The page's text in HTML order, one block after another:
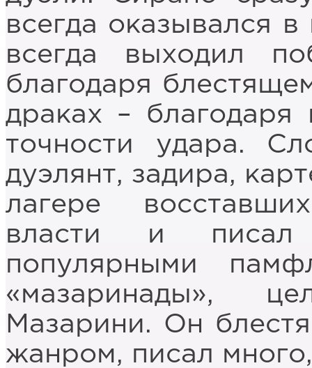
всегда оказывался
всегда выходил
благодаря
драках –
точности удара.
дуэлянт, задира,
лагере
власти и писал
популярными
«мазаринады»,
Мазарини. Он
жанром, писал